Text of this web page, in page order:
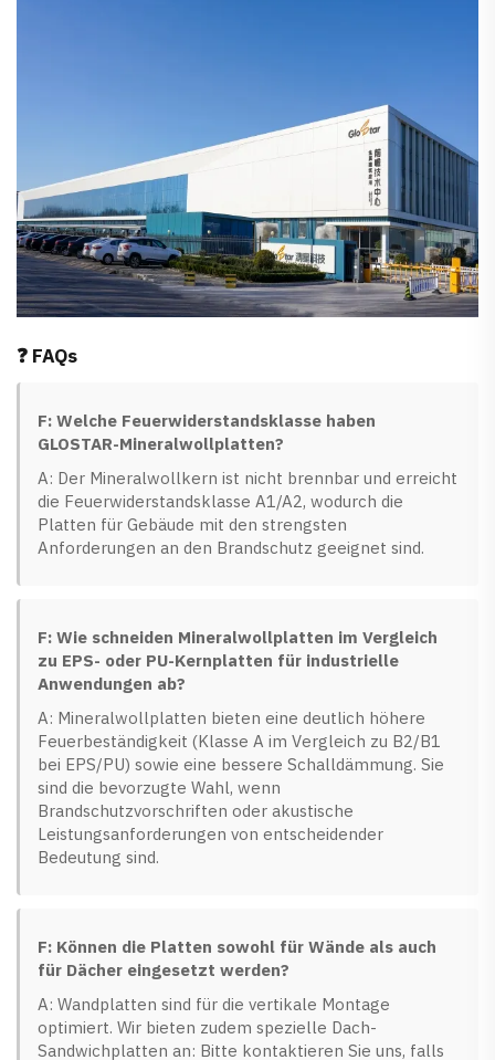
❓ FAQs
F: Welche Feuerwiderstandsklasse haben
GLOSTAR-Mineralwollplatten?
A: Der Mineralwollkern ist nicht brennbar und erreicht
die Feuerwiderstandsklasse A1/A2, wodurch die
Platten für Gebäude mit den strengsten
Anforderungen an den Brandschutz geeignet sind.
F: Wie schneiden Mineralwollplatten im Vergleich
zu EPS- oder PU-Kernplatten für industrielle
Anwendungen ab?
A: Mineralwollplatten bieten eine deutlich höhere
Feuerbeständigkeit (Klasse A im Vergleich zu B2/B1
bei EPS/PU) sowie eine bessere Schalldämmung. Sie
sind die bevorzugte Wahl, wenn
Brandschutzvorschriften oder akustische
Leistungsanforderungen von entscheidender
Bedeutung sind.
F: Können die Platten sowohl für Wände als auch
für Dächer eingesetzt werden?
A: Wandplatten sind für die vertikale Montage
optimiert. Wir bieten zudem spezielle Dach-
Sandwichplatten an: Bitte kontaktieren Sie uns, falls